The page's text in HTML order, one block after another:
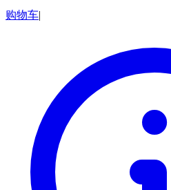
购物车|